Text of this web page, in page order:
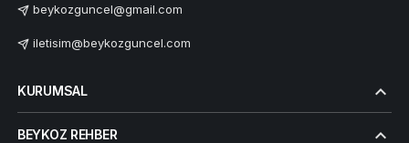
beykozguncel@gmail.com
iletisim@beykozguncel.com
KURUMSAL
BEYKOZ REHBER